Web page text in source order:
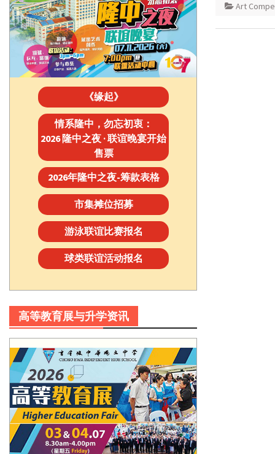
Art
《缘起》
情系隆中，勿忘初衷：
2026 隆中之夜 · 联谊晚宴开始
售票
2026年隆中之夜-筹款表格
市集摊位招募
游泳联谊比赛报名
球类联谊活动报名
高等教育展与升学资讯